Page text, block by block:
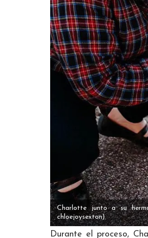
Charlotte junto a su
chloejoysexton)
Durante el proceso,